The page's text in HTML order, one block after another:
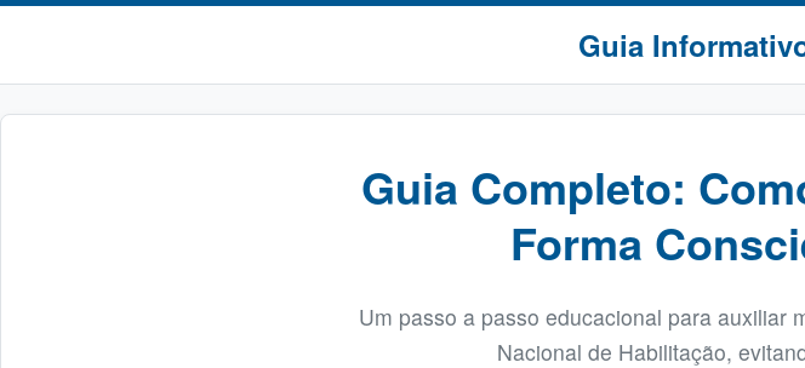
Guia
Guia Completo:
Forma
Um passo a passo educacional para auxiliar
Nacional de Habilitação,